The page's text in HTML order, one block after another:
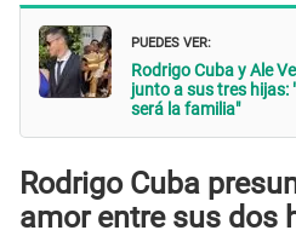
PUEDES VER:
Rodrigo Cuba y Ale
junto a sus tres hijas:
será la familia"
Rodrigo Cuba
amor entre sus dos